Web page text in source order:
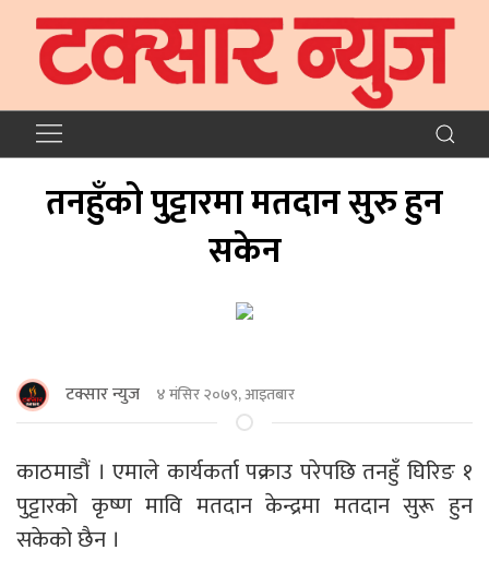
तनहुँको पुट्टारमा मतदान सुरु हुन
सकेन
टक्सार न्युज ४ मंसिर २०७९, आइतबार
काठमाडौं । एमाले कार्यकर्ता पक्राउ परेपछि तनहुँ घिरिङ १
पुट्टारको कृष्ण मावि मतदान केन्द्रमा मतदान सुरू हुन
सकेको छैन ।